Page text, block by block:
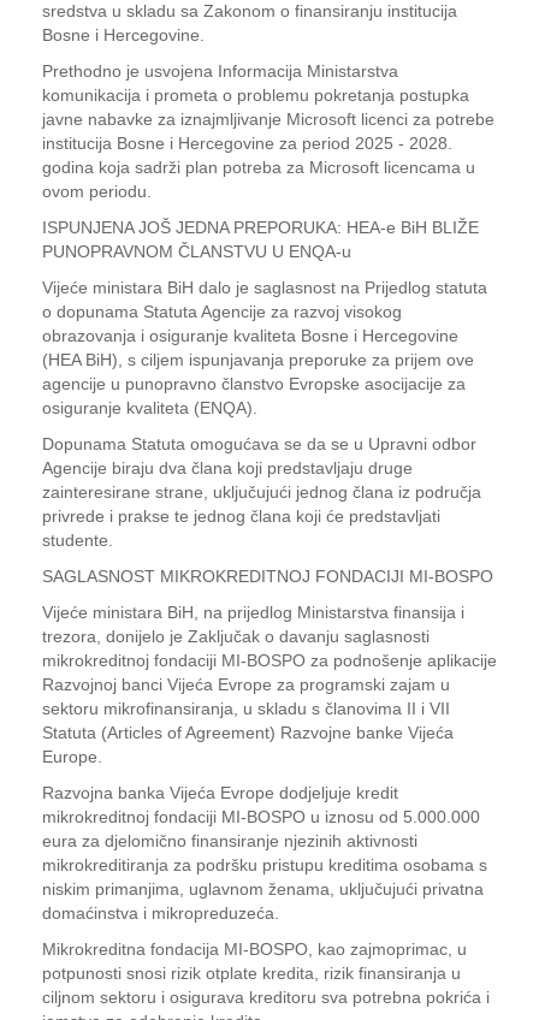
sredstva u skladu sa Zakonom o finansiranju institucija
Bosne i Hercegovine.
Prethodno je usvojena Informacija Ministarstva
komunikacija i prometa o problemu pokretanja postupka
javne nabavke za iznajmljivanje Microsoft licenci za potrebe
institucija Bosne i Hercegovine za period 2025 - 2028.
godina koja sadrži plan potreba za Microsoft licencama u
ovom periodu.
ISPUNJENA JOŠ JEDNA PREPORUKA: HEA-e BiH BLIŽE
PUNOPRAVNOM ČLANSTVU U ENQA-u
Vijeće ministara BiH dalo je saglasnost na Prijedlog statuta
o dopunama Statuta Agencije za razvoj visokog
obrazovanja i osiguranje kvaliteta Bosne i Hercegovine
(HEA BiH), s ciljem ispunjavanja preporuke za prijem ove
agencije u punopravno članstvo Evropske asocijacije za
osiguranje kvaliteta (ENQA).
Dopunama Statuta omogućava se da se u Upravni odbor
Agencije biraju dva člana koji predstavljaju druge
zainteresirane strane, uključujući jednog člana iz područja
privrede i prakse te jednog člana koji će predstavljati
studente.
SAGLASNOST MIKROKREDITNOJ FONDACIJI MI-BOSPO
Vijeće ministara BiH, na prijedlog Ministarstva finansija i
trezora, donijelo je Zaključak o davanju saglasnosti
mikrokreditnoj fondaciji MI-BOSPO za podnošenje aplikacije
Razvojnoj banci Vijeća Evrope za programski zajam u
sektoru mikrofinansiranja, u skladu s članovima II i VII
Statuta (Articles of Agreement) Razvojne banke Vijeća
Europe.
Razvojna banka Vijeća Evrope dodjeljuje kredit
mikrokreditnoj fondaciji MI-BOSPO u iznosu od 5.000.000
eura za djelomično finansiranje njezinih aktivnosti
mikrokreditiranja za podršku pristupu kreditima osobama s
niskim primanjima, uglavnom ženama, uključujući privatna
domaćinstva i mikropreduzeća.
Mikrokreditna fondacija MI-BOSPO, kao zajmoprimac, u
potpunosti snosi rizik otplate kredita, rizik finansiranja u
ciljnom sektoru i osigurava kreditoru sva potrebna pokrića i